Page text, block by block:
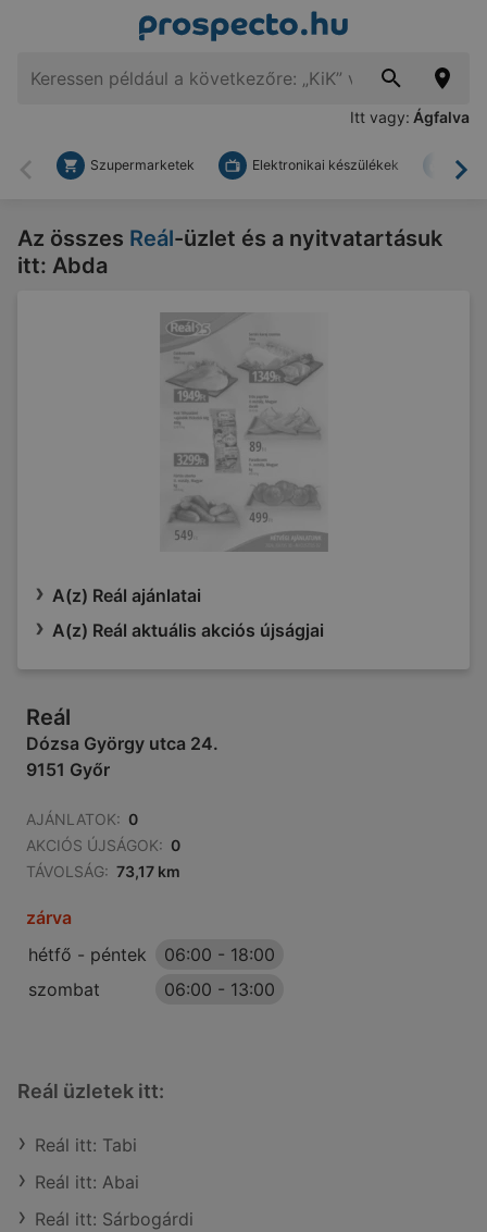
Itt vagy: Ágfalva
Vissza
Szupermarketek Elektronikai készülékek
Az összes Reál-üzlet és a nyitvatartásuk
itt: Abda
A(z) Reál ajánlatai
A(z) Reál aktuális akciós újságjai
Reál
Dózsa György utca 24.
9151 Győr
AJÁNLATOK: 0
AKCIÓS ÚJSÁGOK: 0
TÁVOLSÁG: 73,17 km
zárva
hétfő - péntek
06:00 - 18:00
szombat
06:00 - 13:00
Reál üzletek itt:
Reál itt: Tabi
Reál itt: Abai
Reál itt: Sárbogárdi